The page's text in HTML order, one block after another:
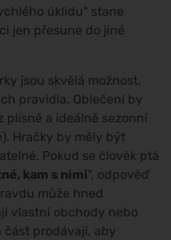
úklidu" stane
jen přesune do jiné
jsou skvělá možnost,
pravidla. Oblečení by
plísně a ideálně sezonní
Hračky by měly být
Pokud se člověk ptá
kam s nimi", odpověď
může hned
vlastní obchody nebo
prodávají, aby